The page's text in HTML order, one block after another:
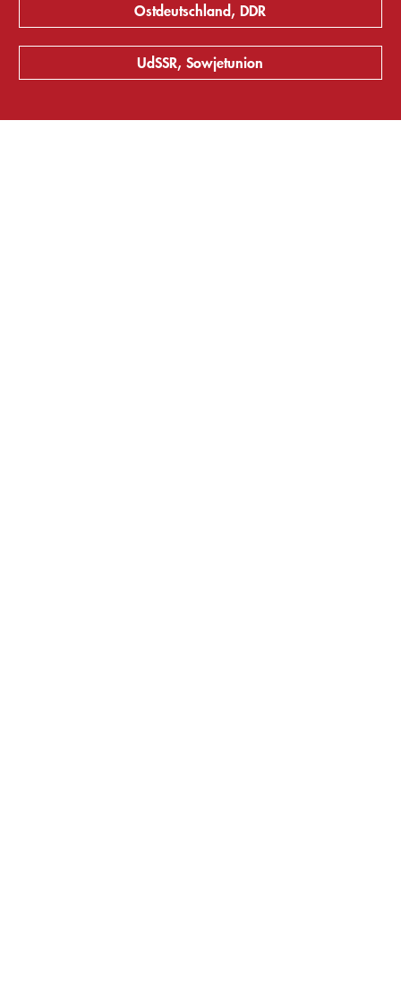
Ostdeutschland, DDR
UdSSR, Sowjetunion